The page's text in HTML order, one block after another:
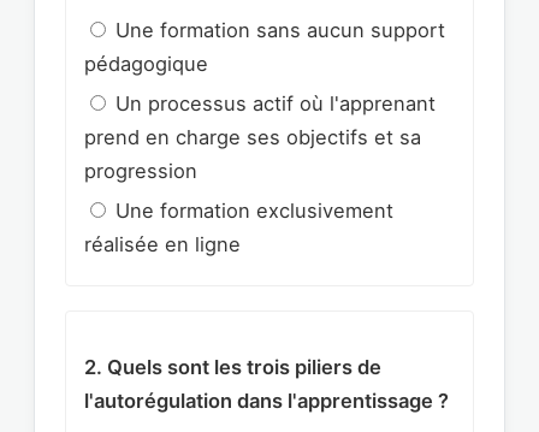
Une formation sans aucun support
pédagogique
Un processus actif où l'apprenant
prend en charge ses objectifs et sa
progression
Une formation exclusivement
réalisée en ligne
2. Quels sont les trois piliers de
l'autorégulation dans l'apprentissage ?